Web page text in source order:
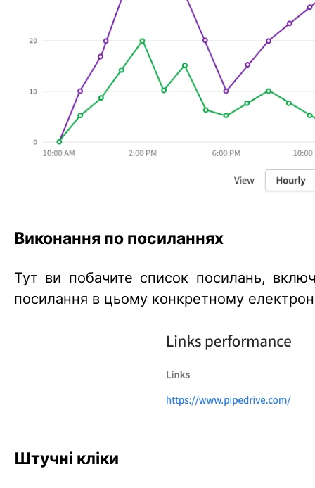
Виконання по посиланнях
Тут ви побачите список посилань,
посилання в цьому конкретному
Штучні кліки